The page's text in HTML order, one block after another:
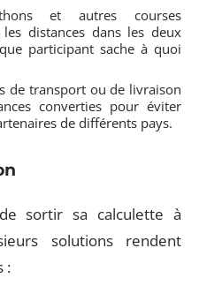
et autres courses
distances dans les deux
participant sache à quoi
de transport ou de livraison
converties pour éviter
de différents pays.
sortir sa calculette à
solutions rendent
: